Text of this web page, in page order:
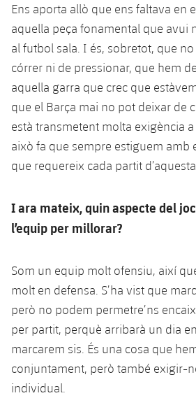
Ens aporta allò que ens faltava en
aquella peça fonamental que avui
al futbol sala. I és, sobretot, que
córrer ni de pressionar, que hem
aquella garra que crec que
que el Barça mai no pot deixar de
està transmetent molta exigència
això fa que sempre estiguem amb
que requereix cada partit d’aquesta
I ara mateix, quin aspecte del
l’equip per millorar?
Som un equip molt ofensiu, així
molt en defensa. S’ha vist que
però no podem permetre’ns
per partit, perquè arribarà un dia
marcarem sis. És una cosa que
conjuntament, però també exigir-
individual.